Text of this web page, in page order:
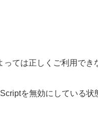
ては正しくご利用でき
を無効にしている